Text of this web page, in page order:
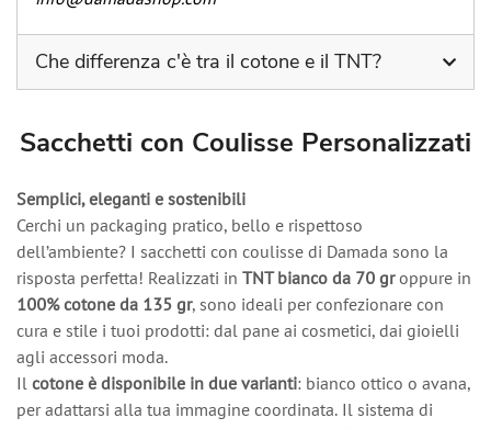
Che differenza c'è tra il cotone e il TNT?
Sacchetti con Coulisse Personalizzati
Semplici, eleganti e sostenibili
Cerchi un packaging pratico, bello e rispettoso
dell’ambiente? I sacchetti con coulisse di Damada sono la
risposta perfetta! Realizzati in
TNT bianco da 70 groppure in
100% cotone da 135 gr, sono ideali per confezionare con
cura e stile i tuoi prodotti: dal pane ai cosmetici, dai gioielli
agli accessori moda.
Il cotone è disponibile in due varianti: bianco ottico o avana,
per adattarsi alla tua immagine coordinata. Il sistema di